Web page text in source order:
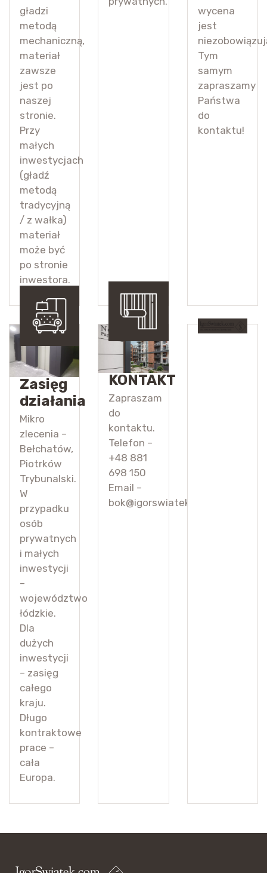
gładzi
metodą
mechaniczną,
materiał
zawsze
jest po
naszej
stronie.
Przy
małych
inwestycjach
(gładź
metodą
tradycyjną
/ z wałka)
materiał
może być
po stronie
inwestora.
wycena
jest
Tym
samym
zapraszamy
Państwa
do
kontaktu!
Zasięg
działania
Mikro
zlecenia –
Bełchatów,
Piotrków
Trybunalski.
W
przypadku
osób
prywatnych
i małych
inwestycji
–
województwo
łódzkie.
Dla
dużych
inwestycji
– zasięg
całego
kraju.
Długo
kontraktowe
prace –
cała
Europa.
KONTAKT
Zapraszam
do
kontaktu.
Telefon –
+48 881
698 150
Email –
bok@igorswiatek.com